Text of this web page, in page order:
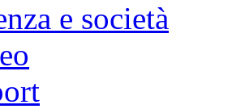
e società